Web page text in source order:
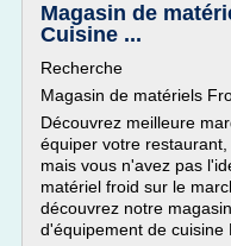
Magasin de
Cuisine ...
Recherche
Magasin de matériels
Découvrez meilleure
équiper votre restaurant,
mais vous n'avez pas
matériel froid sur le
découvrez notre
d'équipement de cuisine